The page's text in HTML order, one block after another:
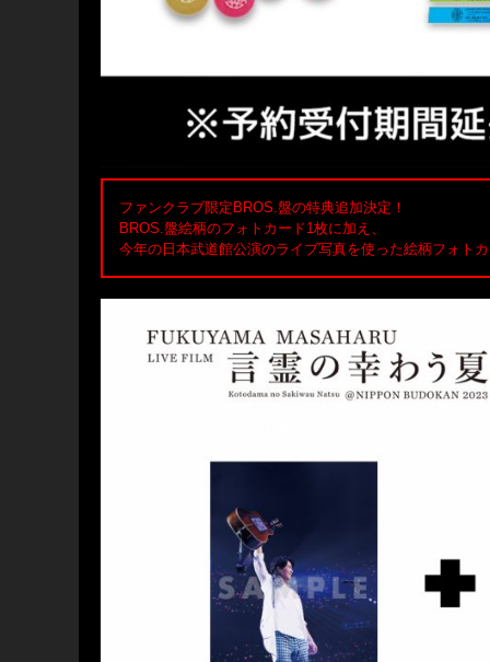
ファンクラブ限定BROS.盤の特典追加決定！
BROS.盤絵柄のフォトカード1枚に加え、
今年の日本武道館公演のライブ写真を使った絵柄フォト